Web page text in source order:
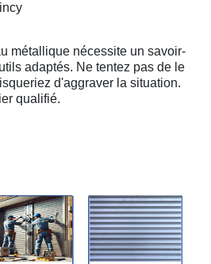
métallique nécessite un savoir-
adaptés. Ne tentez pas de le
d'aggraver la situation.
qualifié.